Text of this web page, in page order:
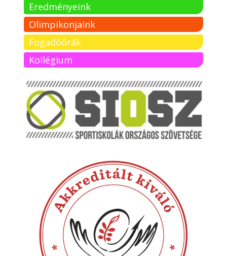
Eredményeink
Olimpikonjaink
Fogadóórák
Kollégium